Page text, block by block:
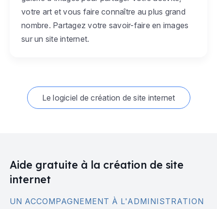
votre art et vous faire connaître au plus grand
nombre. Partagez votre savoir-faire en images
sur un site internet.
Le logiciel de création de site internet
Aide gratuite à la création de site
internet
UN ACCOMPAGNEMENT À L'ADMINISTRATION